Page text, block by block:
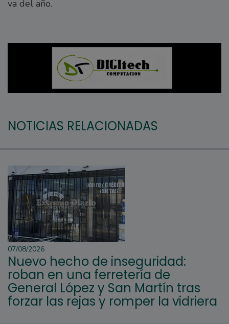
va del año.
NOTICIAS RELACIONADAS
07/08/2026
Nuevo hecho de inseguridad:
roban en una ferretería de
General López y San Martín tras
forzar las rejas y romper la vidriera